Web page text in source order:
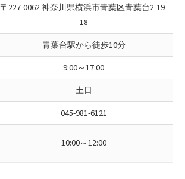
〒227-0062 神奈川県横浜市青葉区青葉台2-19-
18
青葉台駅から徒歩10分
9:00～17:00
土日
045-981-6121
10:00～12:00